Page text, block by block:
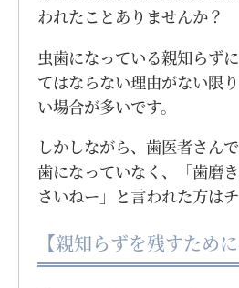
われたことありませんか？
虫歯になっている親知らず
てはならない理由がない限
い場合が多いです。
しかしながら、歯医者さん
歯になっていなく、「歯磨
さいねー」と言われた方は
【親知らずを残すため